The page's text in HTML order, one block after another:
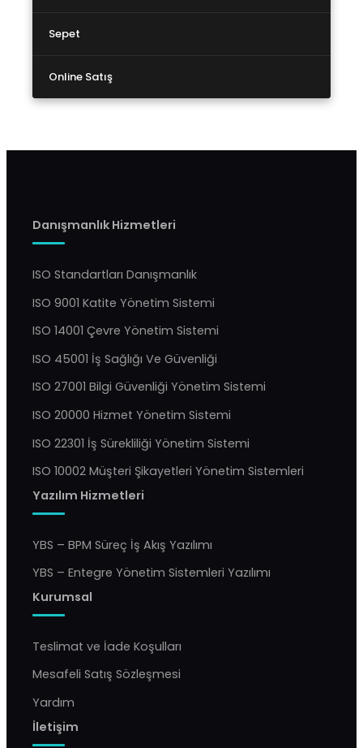
Sepet
Online Satış
Danışmanlık Hizmetleri
ISO Standartları Danışmanlık
ISO 9001 Katite Yönetim Sistemi
ISO 14001 Çevre Yönetim Sistemi
ISO 45001 İş Sağlığı Ve Güvenliği
ISO 27001 Bilgi Güvenliği Yönetim Sistemi
ISO 20000 Hizmet Yönetim Sistemi
ISO 22301 İş Sürekliliği Yönetim Sistemi
ISO 10002 Müşteri Şikayetleri Yönetim Sistemleri
Yazılım Hizmetleri
YBS – BPM Süreç İş Akış Yazılımı
YBS – Entegre Yönetim Sistemleri Yazılımı
Kurumsal
Teslimat ve İade Koşulları
Mesafeli Satış Sözleşmesi
Yardım
İletişim